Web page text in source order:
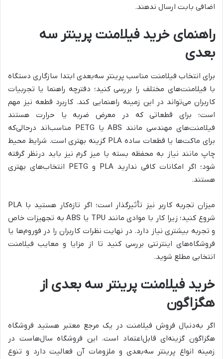
اضافی بابت ارسال ندهند.
راهنمای خرید فیلامنت پرینتر سه
بعدی
برای انتخاب فیلامنت مناسب پرینتر سه‌بعدی ابتدا سازگاری دستگاه
با فیلامنت‌های مختلف را بررسی کنید؛ دفترچه راهنما یا تجربیات
کاربران می‌تواند در این زمینه راهنمایی کند. کاربرد قطعه نیز مهم
است؛ برای قطعاتی که در معرض ضربه یا حرارت هستند
فیلامنت‌های مهندسی مانند ABS یا PETG مناسب‌اند درحالی‌که
برای ماکت‌ها یا قطعات ساده PLA گزینه بهتری است. شرایط محیط
چاپ مانند نیاز به محفظه بسته یا میز گرم نیز باید درنظر گرفته
شود؛ اگر امکانات کافی ندارید PLA و PETG انتخاب‌های بهتری
هستند.
میزان تجربه کاربر نیز تأثیرگذار است؛ اگر تازه‌کار هستید با PLA
شروع کنید؛ زیرا کار با موادی مانند TPU یا ABS به تجهیزات خاص
و تجربه بیشتری نیاز دارد. در نهایت نظرات کاربران را در فوروم‌ها یا
فروشگاه‌های اینترنتی بررسی کنید تا از مزایا و معایب فیلامنت
انتخابی مطلع شوید.
خرید فیلامنت پرینتر سه بعدی از
هگزاگون
اگر به‌دنبال فروش فیلامنت در یک مرجع معتبر هستید فروشگاه
هگزاگون گزینه‌ای قابل‌اعتماد است. این فروشگاه سال‌هاست در
زمینه انواع پرینتر سه‌بعدی و ملزومات آن فعالیت دارد و تنوع